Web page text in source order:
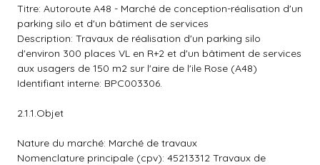
Titre: Autoroute A48 - Marché de conception-réalisation d'un
parking silo et d'un bâtiment de services
Description: Travaux de réalisation d'un parking silo
d'environ 300 places VL en R+2 et d'un bâtiment de services
aux usagers de 150 m2 sur l'aire de l'ile Rose (A48)
Identifiant interne: BPC003306.
2.1.1.Objet
Nature du marché: Marché de travaux
Nomenclature principale (cpv): 45213312 Travaux de